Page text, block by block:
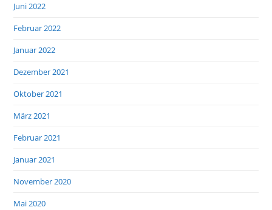
Juni 2022
Februar 2022
Januar 2022
Dezember 2021
Oktober 2021
März 2021
Februar 2021
Januar 2021
November 2020
Mai 2020